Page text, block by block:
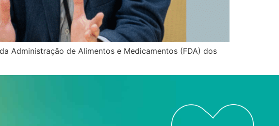
Administração de Alimentos e Medicamentos (FDA) dos